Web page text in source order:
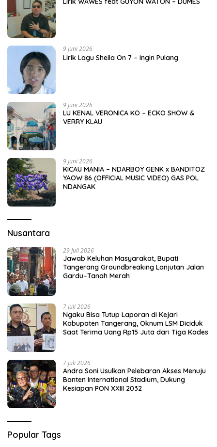
9 Juni 2026
Lirik Lagu Sheila On 7 – Ingin Pulang
9 Juni 2026
LU KENAL VERONICA KO – ECKO SHOW &
VERRY KLAU
9 Juni 2026
KICAU MANIA – NDARBOY GENK x BANDITOZ
YAOW 86 (OFFICIAL MUSIC VIDEO) GAS POL
NDANGAK
Nusantara
29 Juli 2026
Jawab Keluhan Masyarakat, Bupati
Tangerang Groundbreaking Lanjutan Jalan
Gardu–Tanah Merah
7 Juli 2026
Ngaku Bisa Tutup Laporan di Kejari
Kabupaten Tangerang, Oknum LSM Diciduk
Saat Terima Uang Rp15 Juta dari Tiga Kades
7 Juli 2026
Andra Soni Usulkan Pelebaran Akses Menuju
Banten International Stadium, Dukung
Kesiapan PON XXIII 2032
Popular Tags